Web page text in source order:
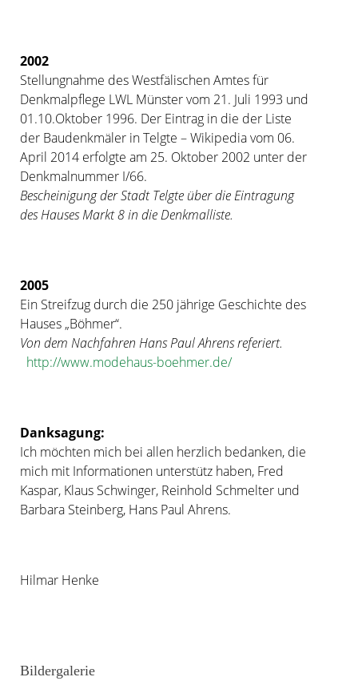
2002
Stellungnahme des Westfälischen Amtes für
Denkmalpflege LWL Münster vom 21. Juli 1993 und
01.10.Oktober 1996. Der Eintrag in die der Liste
der Baudenkmäler in Telgte – Wikipedia vom 06.
April 2014 erfolgte am 25. Oktober 2002 unter der
Denkmalnummer I/66.
Bescheinigung der Stadt Telgte über die Eintragung
des Hauses Markt 8 in die Denkmalliste.
2005
Ein Streifzug durch die 250 jährige Geschichte des
Hauses „Böhmer“.
Von dem Nachfahren Hans Paul Ahrens referiert.
http://www.modehaus-boehmer.de/
Danksagung:
Ich möchten mich bei allen herzlich bedanken, die
mich mit Informationen unterstütz haben, Fred
Kaspar, Klaus Schwinger, Reinhold Schmelter und
Barbara Steinberg, Hans Paul Ahrens.
Hilmar Henke
Bildergalerie